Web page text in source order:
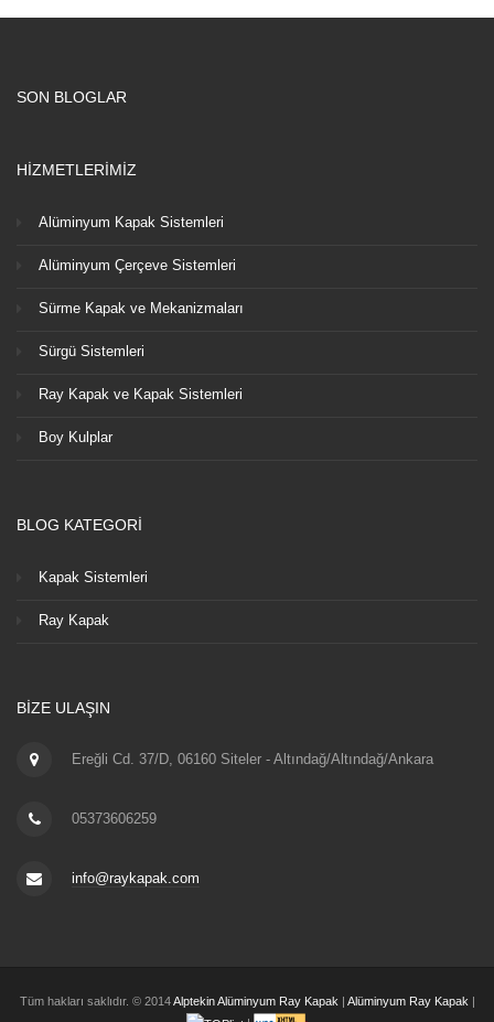
SON BLOGLAR
HİZMETLERİMİZ
Alüminyum Kapak Sistemleri
Alüminyum Çerçeve Sistemleri
Sürme Kapak ve Mekanizmaları
Sürgü Sistemleri
Ray Kapak ve Kapak Sistemleri
Boy Kulplar
BLOG KATEGORİ
Kapak Sistemleri
Ray Kapak
BIZE ULAŞIN
Ereğli Cd. 37/D, 06160 Siteler - Altındağ/Altındağ/Ankara
05373606259
info@raykapak.com
Tüm hakları saklıdır. © 2014Alptekin Alüminyum Ray Kapak | Alüminyum Ray Kapak |